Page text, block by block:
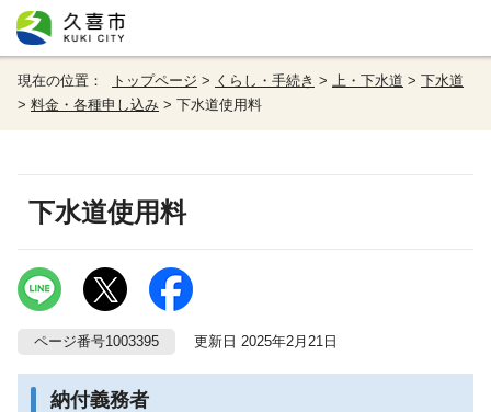
現在の位置： トップページ > くらし・手続き > 上・下水道 > 下水道
> 料金・各種申し込み > 下水道使用料
下水道使用料
ページ番号1003395 更新日 2025年2月21日
納付義務者